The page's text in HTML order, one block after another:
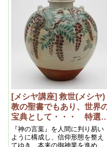
[メシヤ講座] 救世(メシヤ)
教の聖書でもあり、世界
宝典として・・・ 特選
平成24年3月分② (私達の
学び目からウロコの内容よ
『神の言葉』を人間に判り易い
ように構成し、信仰形態を整え
てゆき、本来の御神業を進める